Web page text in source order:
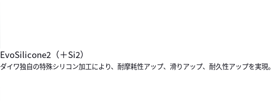
EvoSilicone2（＋Si2）
ダイワ独自の特殊シリコン加工により、耐摩耗性アップ、滑りアップ、耐久性アップを実現。